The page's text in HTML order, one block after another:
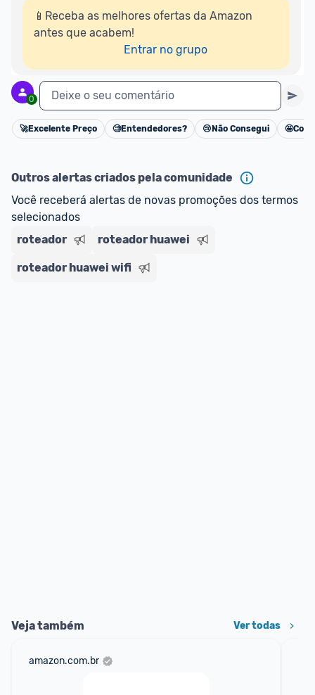
📱Receba as melhores ofertas da Amazon
antes que acabem!
Entrar no grupo
0 Deixe o seu comentário
Cancelar
🚀Excelente Preço 🧐Entendedores? 😢 Não Consegui 🤩
Outros alertas criados pela comunidade
Você receberá alertas de novas promoções dos termos
selecionados
roteador
roteador huawei
roteador huawei wifi
Veja também Ver todas
amazon.com.br